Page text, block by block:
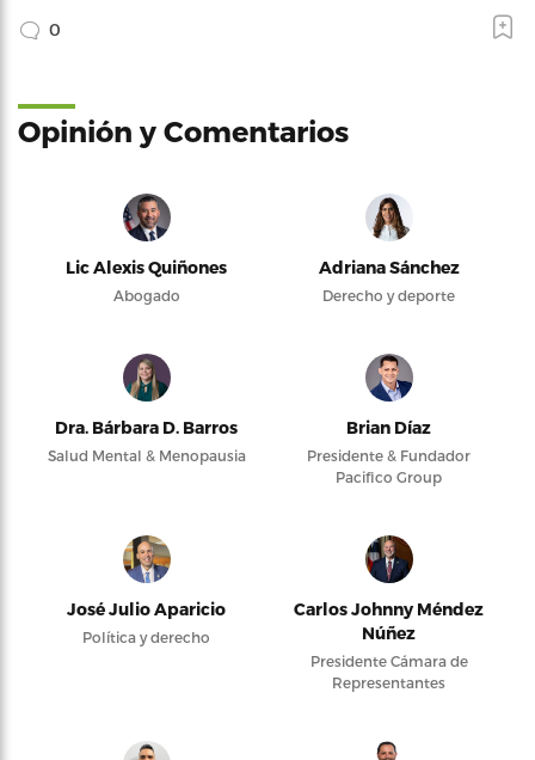
0
Opinión y Comentarios
Lic Alexis Quiñones
Abogado
Adriana Sánchez
Derecho y deporte
Dra. Bárbara D. Barros
Salud Mental & Menopausia
Brian Díaz
Presidente & Fundador
Pacifico Group
José Julio Aparicio
Política y derecho
Carlos Johnny Méndez
Núñez
Presidente Cámara de
Representantes